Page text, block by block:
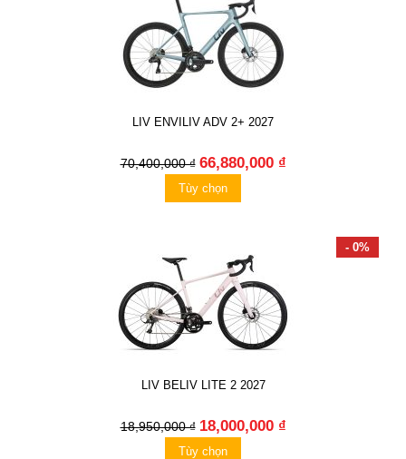
LIV ENVILIV ADV 2+ 2027
70,400,000 ₫ 66,880,000 ₫
Tùy chọn
- 0%
LIV BELIV LITE 2 2027
18,950,000 ₫ 18,000,000 ₫
Tùy chọn